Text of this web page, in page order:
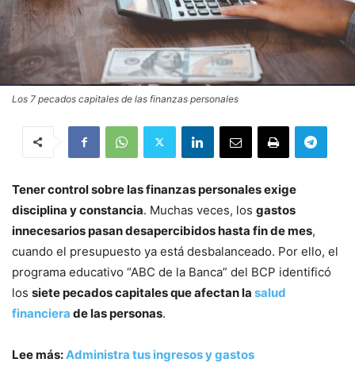
Los 7 pecados capitales de las finanzas personales
Tener control sobre las finanzas personales exige
disciplina y constancia. Muchas veces, los gastos
innecesarios pasan desapercibidos hasta fin de mes,
cuando el presupuesto ya está desbalanceado. Por ello, el
programa educativo “ABC de la Banca” del BCP identificó
los siete pecados capitales que afectan la salud
financiera de las personas.
Lee más:Administra tus ingresos y gastos